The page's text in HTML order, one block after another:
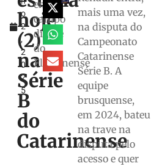
o
2
,
2
0
2
5
hoje
(2)
na
Série
B
do
Catarinense
em
campo
diante
do
Fluminense
mais uma vez,
na disputa do
Campeonato
Catarinense
Série B. A
equipe
brusquense,
em 2024, bateu
na trave na
disputa pelo
acesso e quer